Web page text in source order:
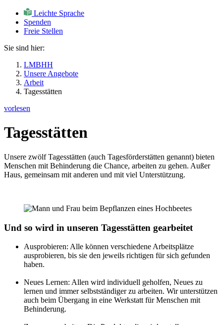
Leichte Sprache
Spenden
Freie Stellen
Sie sind hier:
LMBHH
Unsere Angebote
Arbeit
Tagesstätten
vorlesen
Tagesstätten
Unsere zwölf Tagesstätten (auch Tagesförderstätten genannt) bieten
Menschen mit Behinderung die Chance, arbeiten zu gehen. Außer
Haus, gemeinsam mit anderen und mit viel Unterstützung.
Und so wird in unseren Tagesstätten gearbeitet
Ausprobieren: Alle können verschiedene Arbeitsplätze
ausprobieren, bis sie den jeweils richtigen für sich gefunden
haben.
Neues Lernen: Allen wird individuell geholfen, Neues zu
lernen und immer selbstständiger zu arbeiten. Wir unterstützen
auch beim Übergang in eine Werkstatt für Menschen mit
Behinderung.